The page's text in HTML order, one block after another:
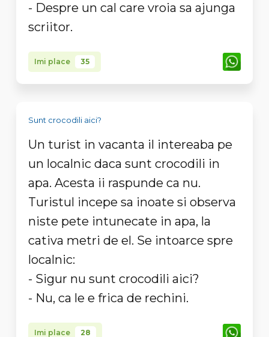
- Despre un cal care vroia sa ajunga
scriitor.
Imi place 35
Sunt crocodili aici?
Un turist in vacanta il intereaba pe
un localnic daca sunt crocodili in
apa. Acesta ii raspunde ca nu.
Turistul incepe sa inoate si observa
niste pete intunecate in apa, la
cativa metri de el. Se intoarce spre
localnic:
- Sigur nu sunt crocodili aici?
- Nu, ca le e frica de rechini.
Imi place 28